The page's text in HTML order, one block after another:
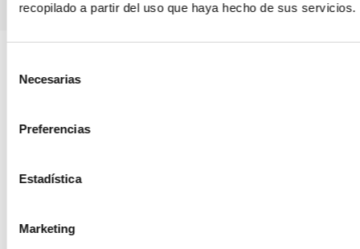
recopilado a partir del uso que haya hecho de sus servicios.
Necesarias
Preferencias
Estadística
Marketing